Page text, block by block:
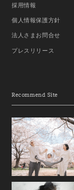
採用情報
個人情報保護方針
法人さまお問合せ
プレスリリース
Recommend Site